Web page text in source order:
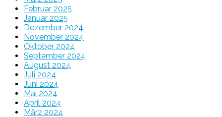
Februar 2025
Januar 2025
Dezember 2024
November 2024
Oktober 2024
September 2024
August 2024
Juli 2024
Juni 2024
Mai 2024
April 2024
März 2024